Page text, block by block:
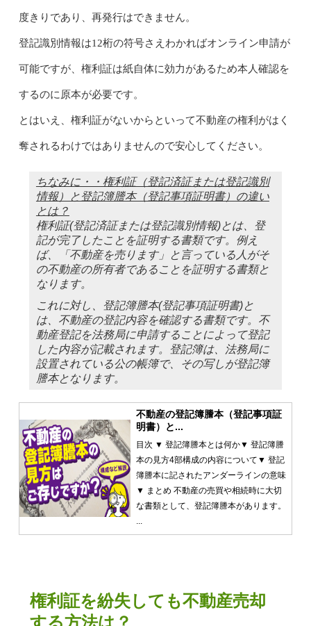
度きりであり、再発行はできません。
登記識別情報は12桁の符号さえわかればオンライン申請が
可能ですが、権利証は紙自体に効力があるため本人確認を
するのに原本が必要です。
とはいえ、権利証がないからといって不動産の権利がはく
奪されるわけではありませんので安心してください。
ちなみに・・権利証（登記済証または登記識別
情報）と登記簿謄本（登記事項証明書）の違い
とは？
権利証(登記済証または登記識別情報)とは、登
記が完了したことを証明する書類です。例え
ば、「不動産を売ります」と言っている人がそ
の不動産の所有者であることを証明する書類と
なります。
これに対し、登記簿謄本(登記事項証明書)と
は、不動産の登記内容を確認する書類です。不
動産登記を法務局に申請することによって登記
した内容が記載されます。登記簿は、法務局に
設置されている公の帳簿で、その写しが登記簿
謄本となります。
不動産の登記簿謄本（登記事項証
明書）と...
目次 ▼ 登記簿謄本とは何か▼ 登記簿謄
本の見方4部構成の内容について▼ 登記
簿謄本に記されたアンダーラインの意味
▼ まとめ 不動産の売買や相続時に大切
な書類として、登記簿謄本があります。
権利証を紛失しても不動産売却
する方法は？